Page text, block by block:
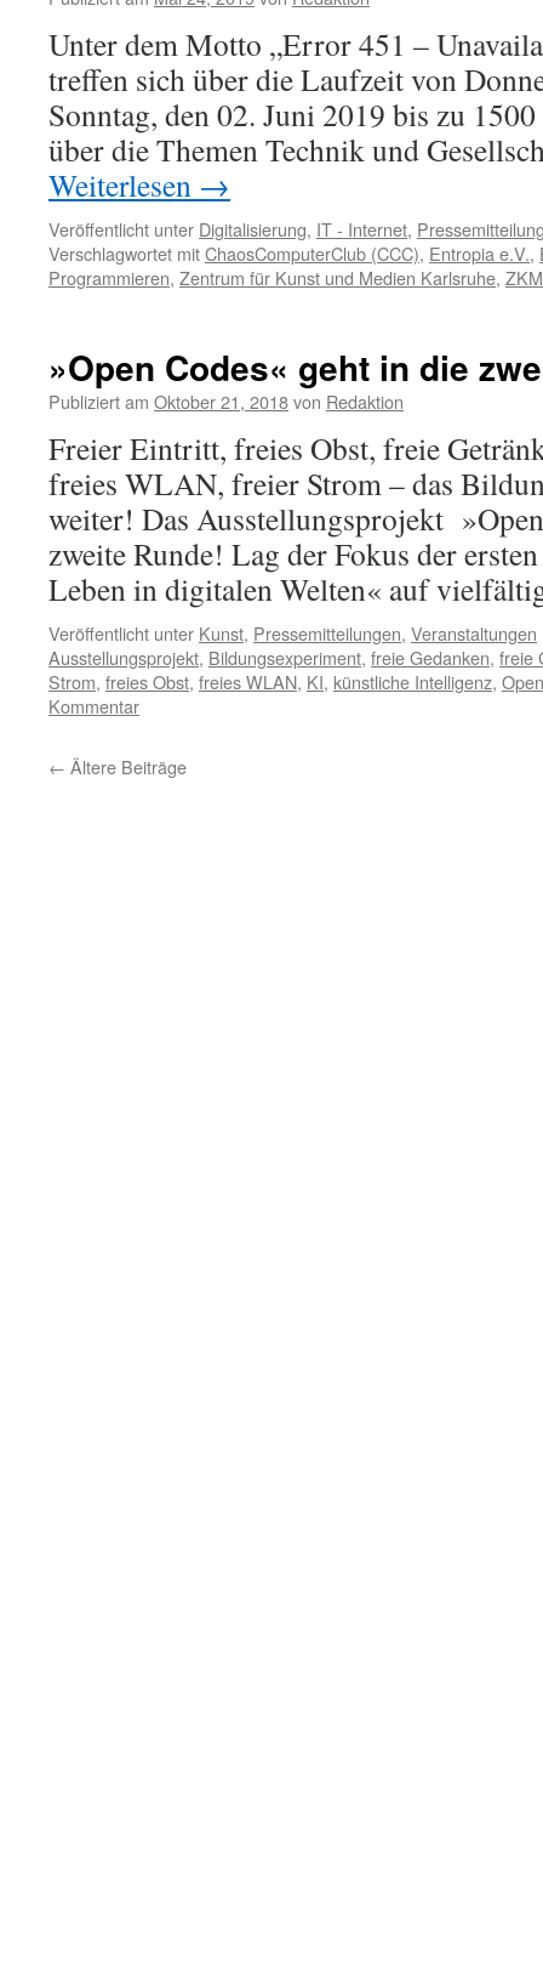
Unter dem Motto „Error 451 –
treffen sich über die Laufzeit von
Sonntag, den 02. Juni 2019 bis zu
über die Themen Technik und
Weiterlesen →
Veröffentlicht unter Digitalisierung, IT - Internet,
Verschlagwortet mitChaosComputerClub (CCC), Entropia e.V.,
Programmieren, Zentrum für Kunst und Medien Karlsruhe, ZKM
»Open Codes« geht in die
Publiziert am Oktober 21, 2018von Redaktion
Freier Eintritt, freies Obst, freie
freies WLAN, freier Strom – das
weiter! Das Ausstellungsprojekt
zweite Runde! Lag der Fokus der
Leben in digitalen Welten« auf
Veröffentlicht unter Kunst, Pressemitteilungen, Veranstaltungen
Ausstellungsprojekt, Bildungsexperiment, freie Gedanken, freie
Strom, freies Obst, freies WLAN, KI, künstliche Intelligenz,
Kommentar
← Ältere Beiträge